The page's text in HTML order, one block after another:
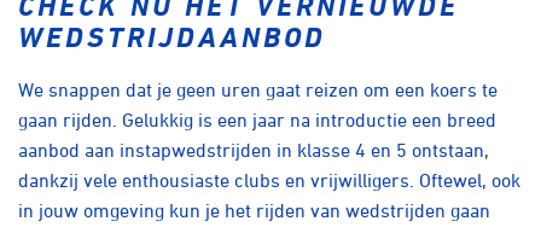
WEDSTRIJDAANBOD
We snappen dat je geen uren gaat reizen om een koers te
gaan rijden. Gelukkig is een jaar na introductie een breed
aanbod aan instapwedstrijden in klasse 4 en 5 ontstaan,
dankzij vele enthousiaste clubs en vrijwilligers. Oftewel, ook
in jouw omgeving kun je het rijden van wedstrijden gaan